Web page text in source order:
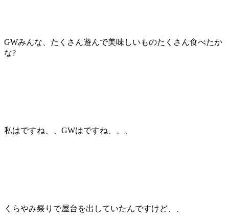
GWみんな、たくさん遊んで美味しいものたくさん食べたか
な?
私はですね、、GWはですね、、、
くらやみ祭りで屋台を出していたんですけど、、